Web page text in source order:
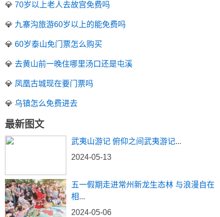
💎 70岁以上老人去故宫免费吗
💎 九寨沟旅游60岁以上的能免费吗
💎 60岁泰山免门票怎么购买
💎 去黄山前一晚住哪里汤口还是屯溪
💎 凤凰古城现在要门票吗
💎 乌镇怎么免费进去
最新图文
武夷山游记 俯仰之间武夷游记...
2024-05-13
五一假期走进常州新龙生态林 与浪漫自在
相...
2024-05-06